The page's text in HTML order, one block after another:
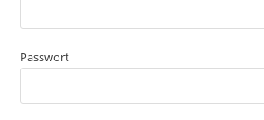
Passwort